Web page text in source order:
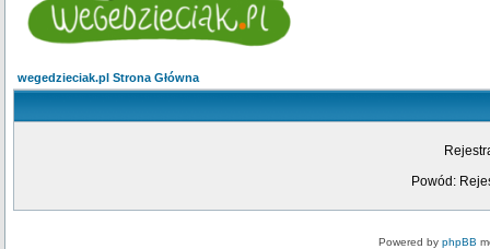
wegedzieciak.pl Strona Główna
Powód:
Powered by phpBB